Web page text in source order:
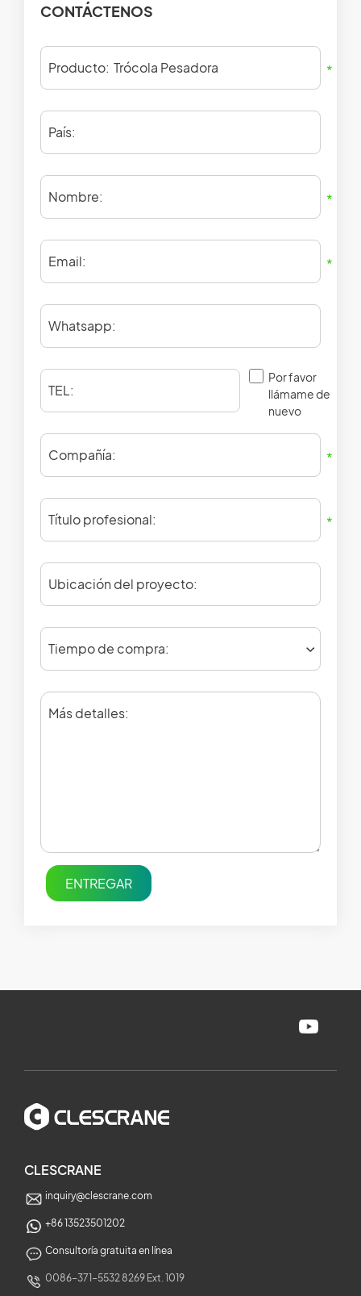
CONTÁCTENOS
Producto: *
País:
Nombre: *
Email: *
Whatsapp:
TEL:
Por favor
llámame de
nuevo
Compañía: *
Título profesional: *
Ubicación del proyecto:
Tiempo de compra:
Más detalles:
ENTREGAR
CLESCRANE
inquiry@clescrane.com
+86 13523501202
Consultoría gratuita en línea
0086-371-5532 8269 Ext. 1019